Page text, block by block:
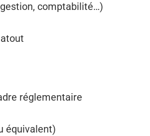
comptabilité…)
réglementaire
équivalent)